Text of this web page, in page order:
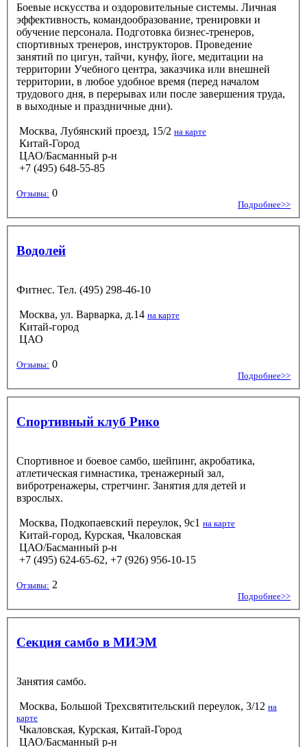
Боевые искусства и оздоровительные системы. Личная
эффективность, командообразование, тренировки и
обучение персонала. Подготовка бизнес-тренеров,
спортивных тренеров, инструкторов. Проведение
занятий по цигун, тайчи, кунфу, йоге, медитации на
территории Учебного центра, заказчика или внешней
территории, в любое удобное время (перед началом
трудового дня, в перерывах или после завершения труда,
в выходные и праздничные дни).
Москва, Лубянский проезд, 15/2 на карте
Китай-Город
ЦАО/Басманный р-н
+7 (495) 648-55-85
Отзывы: 0
Подробнее>>
Водолей
Фитнес. Тел. (495) 298-46-10
Москва, ул. Варварка, д.14 на карте
Китай-город
ЦАО
Отзывы: 0
Подробнее>>
Спортивный клуб Рико
Спортивное и боевое самбо, шейпинг, акробатика,
атлетическая гимнастика, тренажерный зал,
вибротренажеры, стретчинг. Занятия для детей и
взрослых.
Москва, Подкопаевский переулок, 9с1 на карте
Китай-город, Курская, Чкаловская
ЦАО/Басманный р-н
+7 (495) 624-65-62, +7 (926) 956-10-15
Отзывы: 2
Подробнее>>
Секция самбо в МИЭМ
Занятия самбо.
Москва, Большой Трехсвятительский переулок, 3/12 на
карте
Чкаловская, Курская, Китай-Город
ЦАО/Басманный р-н